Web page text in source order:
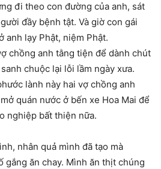
đi theo con đường của anh, sát
đầy bệnh tật. Và giờ con gái
anh lạy Phật, niệm Phật.
chồng anh tằng tiện để dành chút
chuộc lại lỗi lầm ngày xưa.
lành này hai vợ chồng anh
quán nước ở bến xe Hoa Mai để
nghiệp bất thiện nữa.
nhân quả mình đã tạo mà
gắng ăn chay. Mình ăn thịt chúng